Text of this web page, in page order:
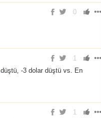
0
1
düştü, -3 dolar düştü vs. En
1